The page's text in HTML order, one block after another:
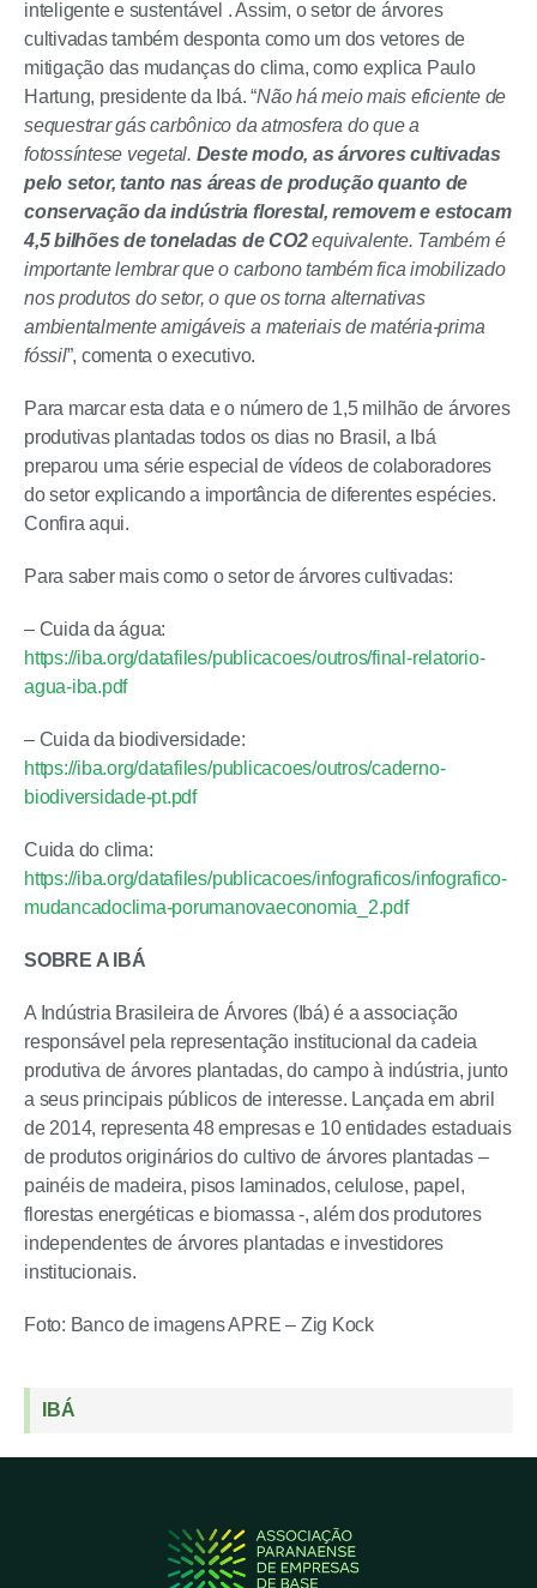
inteligente e sustentável . Assim, o setor de árvores
cultivadas também desponta como um dos vetores de
mitigação das mudanças do clima, como explica Paulo
Hartung, presidente da Ibá. “Não há meio mais eficiente de
sequestrar gás carbônico da atmosfera do que a
fotossíntese vegetal. Deste modo, as árvores cultivadas
pelo setor, tanto nas áreas de produção quanto de
conservação da indústria florestal, removem e estocam
4,5 bilhões de toneladas de CO2equivalente. Também é
importante lembrar que o carbono também fica imobilizado
nos produtos do setor, o que os torna alternativas
ambientalmente amigáveis a materiais de matéria-prima
fóssil”, comenta o executivo.
Para marcar esta data e o número de 1,5 milhão de árvores
produtivas plantadas todos os dias no Brasil, a Ibá
preparou uma série especial de vídeos de colaboradores
do setor explicando a importância de diferentes espécies.
Confira aqui.
Para saber mais como o setor de árvores cultivadas:
– Cuida da água:
https://iba.org/datafiles/publicacoes/outros/final-relatorio-
agua-iba.pdf
– Cuida da biodiversidade:
https://iba.org/datafiles/publicacoes/outros/caderno-
biodiversidade-pt.pdf
Cuida do clima:
https://iba.org/datafiles/publicacoes/infograficos/infografico-
mudancadoclima-porumanovaeconomia_2.pdf
SOBRE A IBÁ
A Indústria Brasileira de Árvores (Ibá) é a associação
responsável pela representação institucional da cadeia
produtiva de árvores plantadas, do campo à indústria, junto
a seus principais públicos de interesse. Lançada em abril
de 2014, representa 48 empresas e 10 entidades estaduais
de produtos originários do cultivo de árvores plantadas –
painéis de madeira, pisos laminados, celulose, papel,
florestas energéticas e biomassa -, além dos produtores
independentes de árvores plantadas e investidores
institucionais.
Foto: Banco de imagens APRE – Zig Kock
IBÁ